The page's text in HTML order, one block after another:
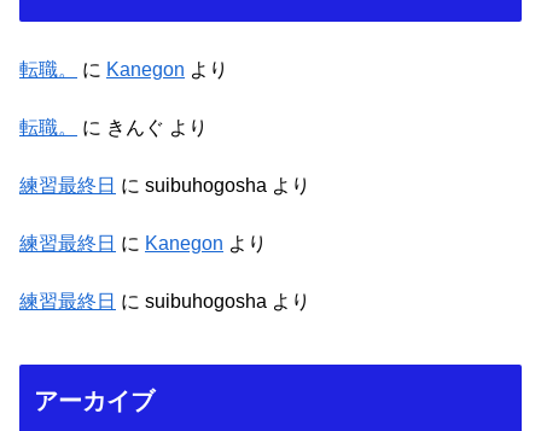
転職。 に Kanegon より
転職。 に きんぐ より
練習最終日 に suibuhogosha より
練習最終日 に Kanegon より
練習最終日 に suibuhogosha より
アーカイブ